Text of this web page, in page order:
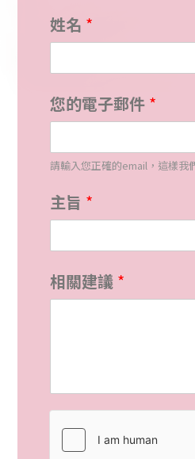
姓名 *
*
C
o
m
t
您的電子郵件 *
請輸入您正確的email，這樣我
主旨 *
相關建議 *